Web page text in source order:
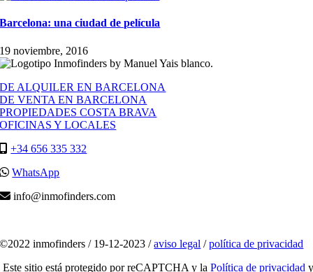
Barcelona: una ciudad de película
19 noviembre, 2016
DE ALQUILER EN BARCELONA
DE VENTA EN BARCELONA
PROPIEDADES COSTA BRAVA
OFICINAS Y LOCALES
+34 656 335 332
WhatsApp
info@inmofinders.com
©2022 inmofinders / 19-12-2023 /aviso legal /política de privacidad
Este sitio está protegido por reCAPTCHA y la Política de privacidad y